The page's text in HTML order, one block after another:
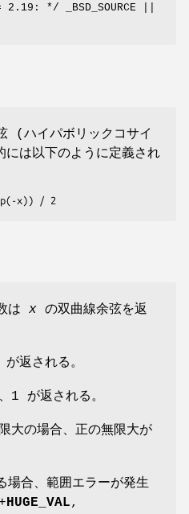
*/ _BSD_SOURCE ||
(ハイパボリックコサイ
は以下のように定義され
x)) / 2
は x の双曲線余弦を返
返される。
が返される。
大の場合、正の無限大が
場合、範囲エラーが発生
HUGE_VAL,